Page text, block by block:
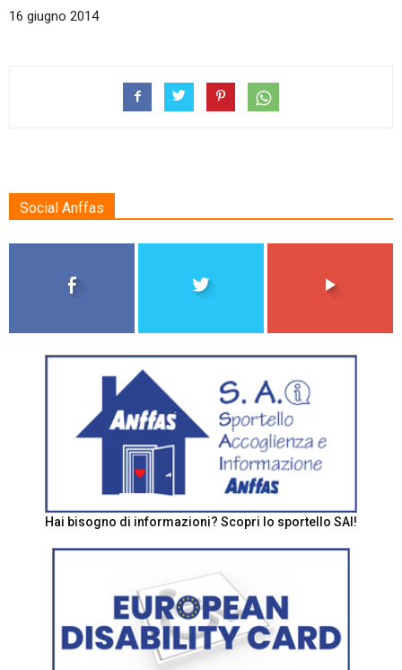
16 giugno 2014
Social Anffas
Hai bisogno di informazioni? Scopri lo sportello SAI!